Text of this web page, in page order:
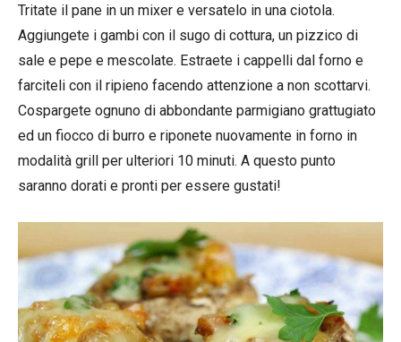
Tritate il pane in un mixer e versatelo in una ciotola.
Aggiungete i gambi con il sugo di cottura, un pizzico di
sale e pepe e mescolate. Estraete i cappelli dal forno e
farciteli con il ripieno facendo attenzione a non scottarvi.
Cospargete ognuno di abbondante parmigiano grattugiato
ed un fiocco di burro e riponete nuovamente in forno in
modalità grill per ulteriori 10 minuti. A questo punto
saranno dorati e pronti per essere gustati!